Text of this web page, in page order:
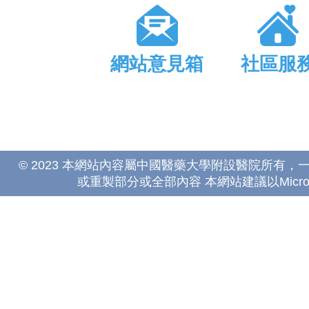
網站意見箱 社區服
© 2023 本網站內容屬中國醫藥大學附設醫院所有，
或重製部分或全部內容 本網站建議以